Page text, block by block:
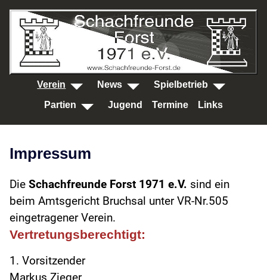
SKIP TO MAIN CONTENT
Verein News
Spielbetrieb
Partien
Jugend Termine Links
Impressum
Die Schachfreunde Forst 1971 e.V. sind ein
beim Amtsgericht Bruchsal unter VR-Nr.505
eingetragener Verein.
Vertretungsberechtigt:
1. Vorsitzender
Markus Zieger